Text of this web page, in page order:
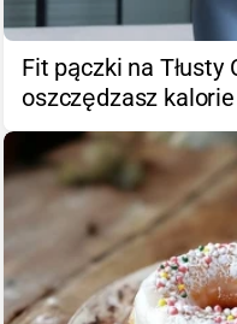
Fit pączki na Tłusty
oszczędzasz